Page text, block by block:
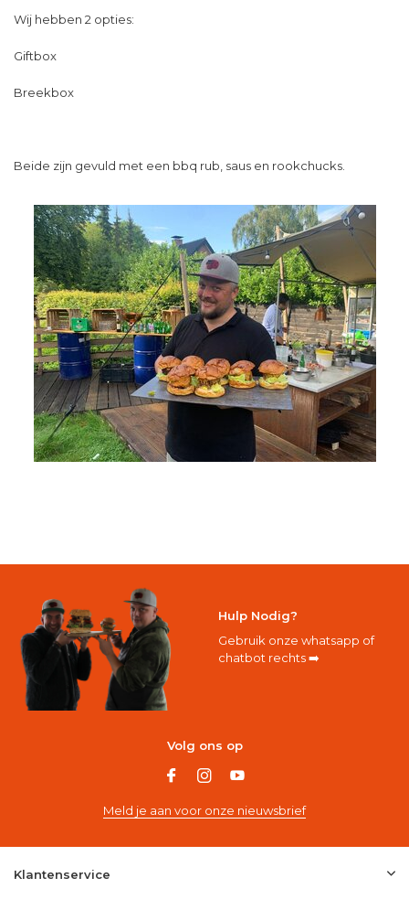
Wij hebben 2 opties:
Giftbox
Breekbox
Beide zijn gevuld met een bbq rub, saus en rookchucks.
Hulp Nodig?
Gebruik onze whatsapp of
chatbot rechts ➡️
Volg ons op
Meld je aan voor onze nieuwsbrief
Klantenservice